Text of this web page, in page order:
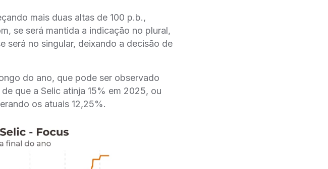
mais duas altas de 100 p.b.,
se será mantida a indicação no plural,
será no singular, deixando a decisão de
do ano, que pode ser observado
que a Selic atinja 15% em 2025, ou
os atuais 12,25%.